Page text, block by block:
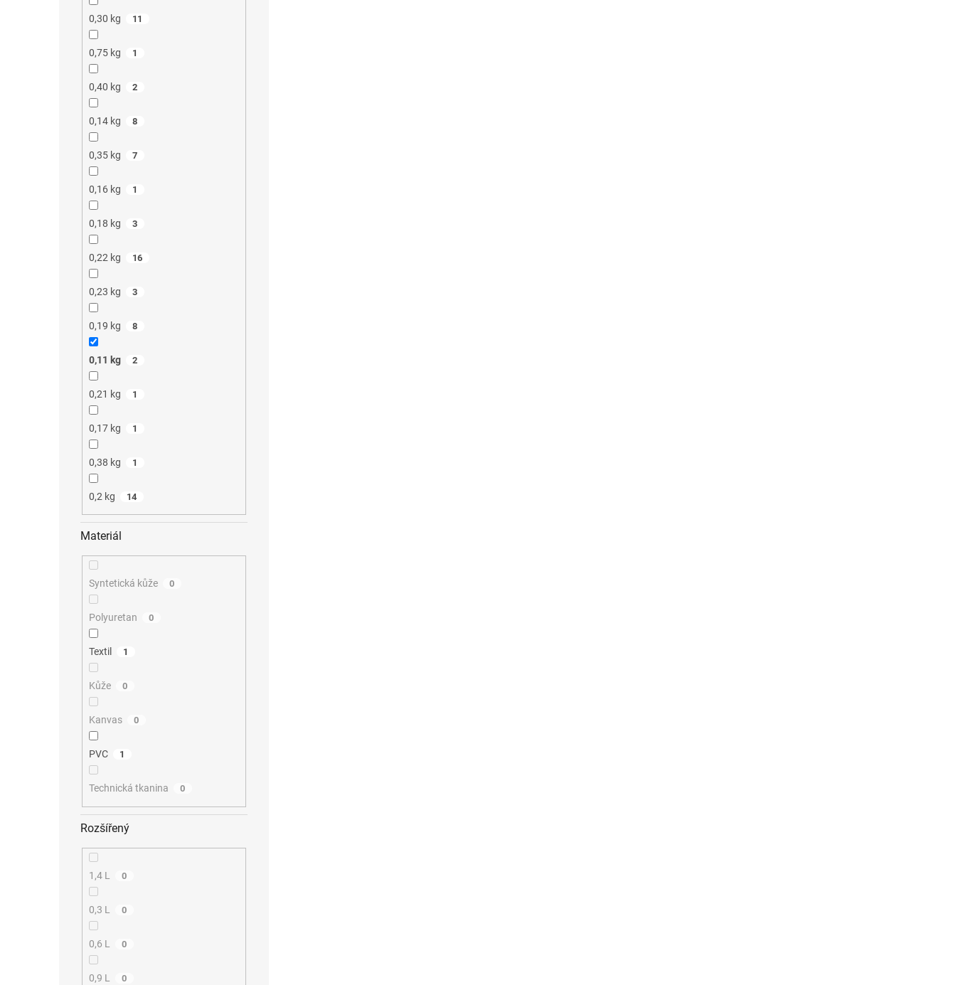
0,30 kg 11
0,75 kg 1
0,40 kg 2
0,14 kg 8
0,35 kg 7
0,16 kg 1
0,18 kg 3
0,22 kg 16
0,23 kg 3
0,19 kg 8
0,11 kg 2
0,21 kg 1
0,17 kg 1
0,38 kg 1
0,2 kg 14
Materiál
Syntetická kůže 0
Polyuretan 0
Textil 1
Kůže 0
Kanvas 0
PVC 1
Technická tkanina 0
Rozšířený
1,4 L 0
0,3 L 0
0,6 L 0
0,9 L 0